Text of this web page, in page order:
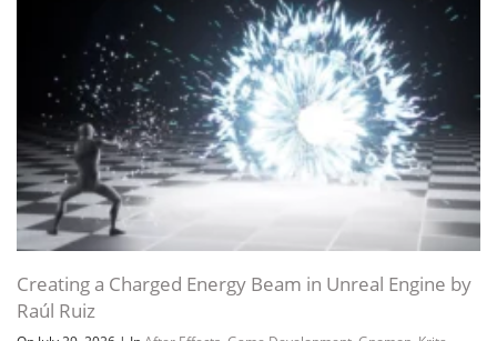
Creating a Charged Energy Beam in Unreal Engine by
Raúl Ruiz